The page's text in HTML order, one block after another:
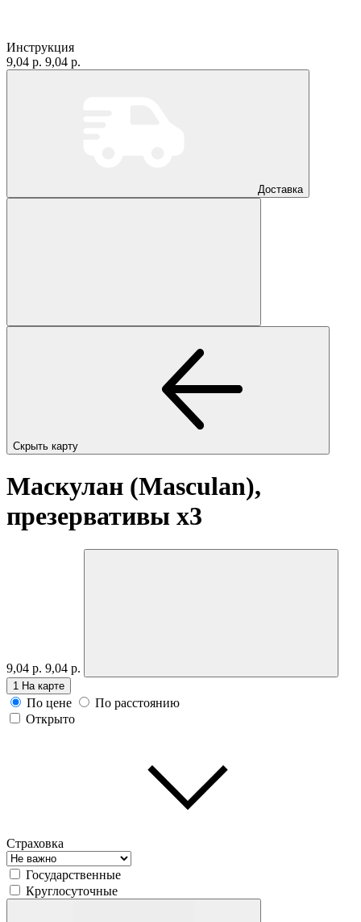
Инструкция
9,04 р. 9,04 р.
Доставка
Скрыть карту
Маскулан (Masculan),
презервативы x3
9,04 р. 9,04 р.
1 На карте
По цене
По расстоянию
Открыто
Страховка
Государственные
Круглосуточные